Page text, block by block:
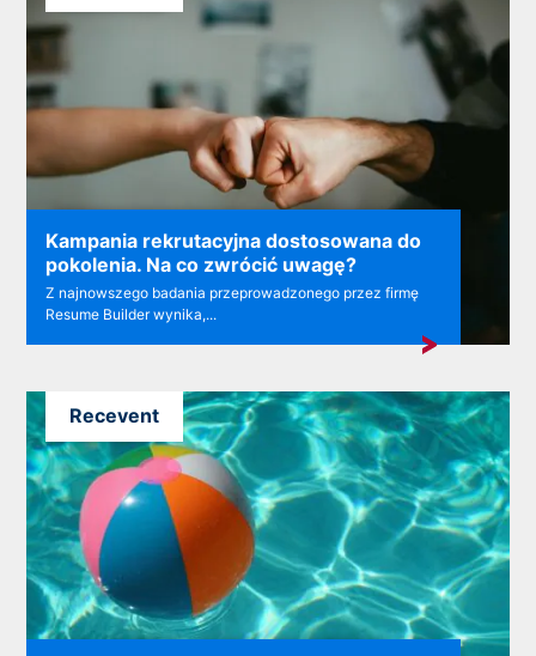
Kampania rekrutacyjna dostosowana do
pokolenia. Na co zwrócić uwagę?
Z najnowszego badania przeprowadzonego przez firmę
Resume Builder wynika,...
Recevent